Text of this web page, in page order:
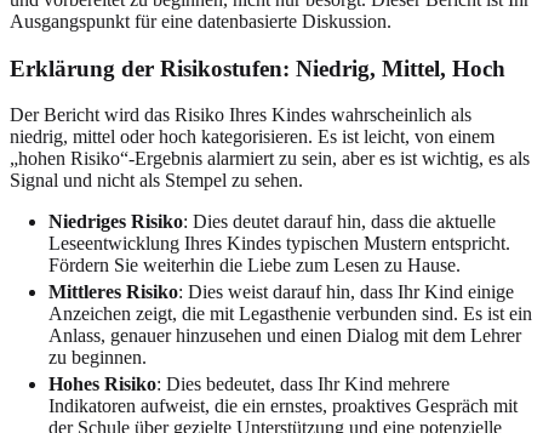
Ausgangspunkt für eine datenbasierte Diskussion.
Erklärung der Risikostufen: Niedrig, Mittel, Hoch
Der Bericht wird das Risiko Ihres Kindes wahrscheinlich als
niedrig, mittel oder hoch kategorisieren. Es ist leicht, von einem
„hohen Risiko“-Ergebnis alarmiert zu sein, aber es ist wichtig, es als
Signal und nicht als Stempel zu sehen.
Niedriges Risiko: Dies deutet darauf hin, dass die aktuelle
Leseentwicklung Ihres Kindes typischen Mustern entspricht.
Fördern Sie weiterhin die Liebe zum Lesen zu Hause.
Mittleres Risiko: Dies weist darauf hin, dass Ihr Kind einige
Anzeichen zeigt, die mit Legasthenie verbunden sind. Es ist ein
Anlass, genauer hinzusehen und einen Dialog mit dem Lehrer
zu beginnen.
Hohes Risiko: Dies bedeutet, dass Ihr Kind mehrere
Indikatoren aufweist, die ein ernstes, proaktives Gespräch mit
der Schule über gezielte Unterstützung und eine potenzielle